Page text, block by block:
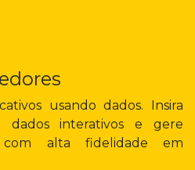
usando dados. Insira
dados interativos e gere
com alta fidelidade em